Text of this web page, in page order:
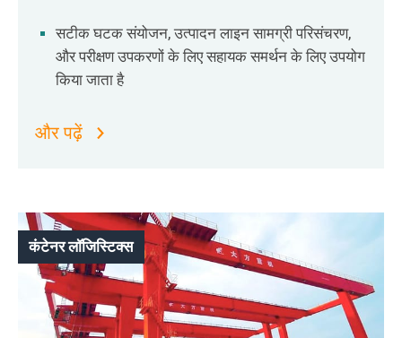
सटीक घटक संयोजन, उत्पादन लाइन सामग्री परिसंचरण,
और परीक्षण उपकरणों के लिए सहायक समर्थन के लिए उपयोग
किया जाता है
और पढ़ें
कंटेनर लॉजिस्टिक्स